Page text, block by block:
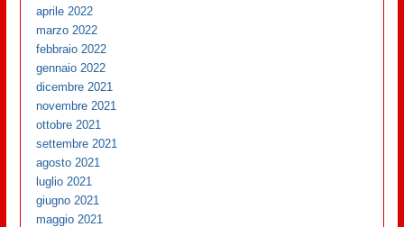
aprile 2022
marzo 2022
febbraio 2022
gennaio 2022
dicembre 2021
novembre 2021
ottobre 2021
settembre 2021
agosto 2021
luglio 2021
giugno 2021
maggio 2021